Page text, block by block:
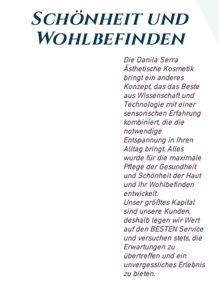
Schönheit und
Wohlbefinden
Die Danila Serra
Ästhetische Kosmetik
bringt ein anderes
Konzept, das das Beste
aus Wissenschaft und
Technologie mit einer
sensorischen Erfahrung
kombiniert, die die
notwendige
Entspannung in Ihren
Alltag bringt. Alles
wurde für die maximale
Pflege der Gesundheit
und Schönheit der Haut
und Ihr Wohlbefinden
entwickelt.
Unser größtes Kapital
sind unsere Kunden,
deshalb legen wir Wert
auf den BESTEN Service
und versuchen stets, die
Erwartungen zu
übertreffen und ein
unvergessliches Erlebnis
zu bieten.